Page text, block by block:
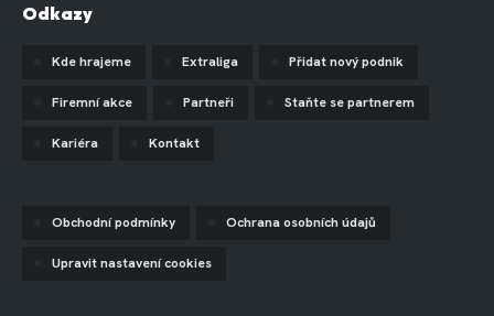
Odkazy
Kde hrajeme Extraliga Přidat nový podnik
Firemní akce Partneři Staňte se partnerem
Kariéra Kontakt
Obchodní podmínky Ochrana osobních údajů
Upravit nastavení cookies